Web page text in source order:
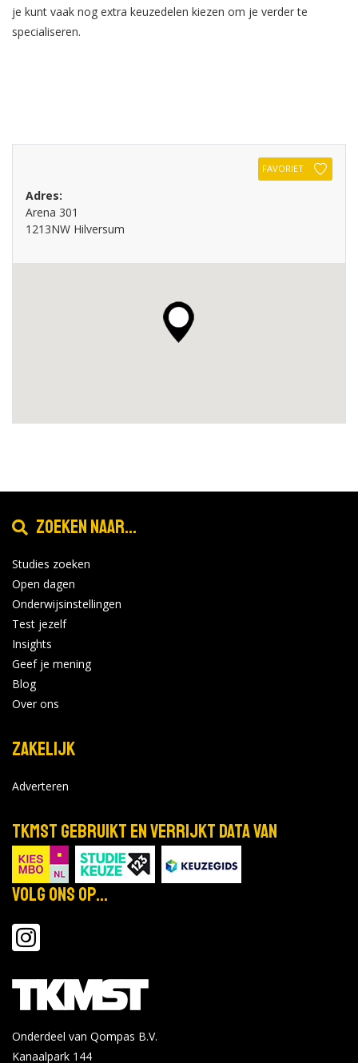
je kunt vaak nog extra keuzedelen kiezen om je verder te
specialiseren.
FAVORIET
Adres:
Arena 301
1213NW Hilversum
Zoeken naar...
Studies zoeken
Open dagen
Onderwijsinstellingen
Test jezelf
Insights
Geef je mening
Blog
Over ons
Zakelijk
Adverteren
TKMST gebruikt en verrijkt data van
Volg ons op...
Onderdeel van Qompas B.V.
Kanaalpark 144